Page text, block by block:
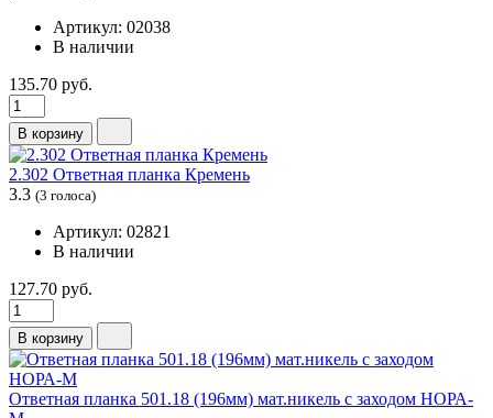
Артикул: 02038
В наличии
135.70 руб.
В корзину
2.302 Ответная планка Кремень
3.3 (3 голоса)
Артикул: 02821
В наличии
127.70 руб.
В корзину
Ответная планка 501.18 (196мм) мат.никель с заходом НОРА-